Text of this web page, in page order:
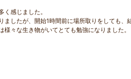
感じました。
したが、開始1時間前に場所取りをしても、
々な生き物がいてとても勉強になりました。